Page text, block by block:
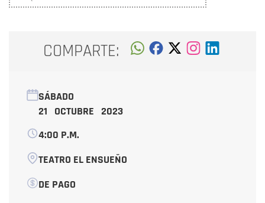
COMPARTE:
SÁBADO
21 OCTUBRE 2023
4:00 P.M.
TEATRO EL ENSUEÑO
DE PAGO